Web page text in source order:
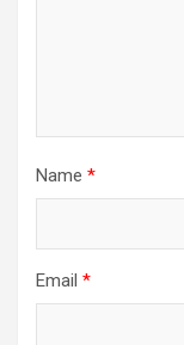
Name *
Email *